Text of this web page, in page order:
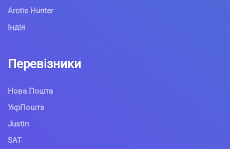
Arctic Hunter
Індія
Перевізники
Нова Пошта
УкрПошта
Justin
SAT